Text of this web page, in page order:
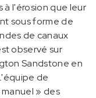
à l'érosion que leur
sous forme de
de canaux
observé sur
Sandstone en
de
» des